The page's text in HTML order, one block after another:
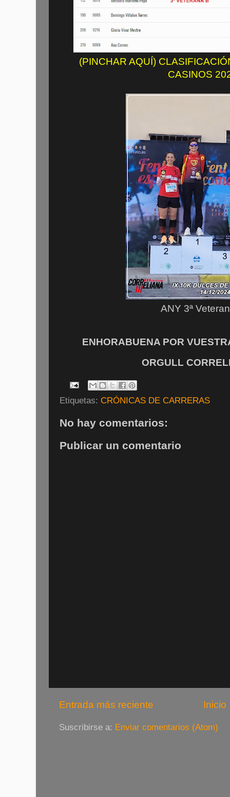
(PINCHAR AQUÍ)
CASINOS
ANY 3ª
ENHORABUENA POR
ORGULL
Etiquetas: CRÓNICAS DE CARRERAS
No hay comentarios:
Publicar un comentario
Entrada más reciente Inicio
Suscribirse a: Enviar comentarios (Atom)